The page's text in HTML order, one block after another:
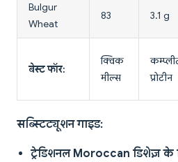
Bulgur
Wheat
83 3.1 g
बेस्ट फॉर:
क्विक
मील्स
प्रोटीन
सब्स्टिट्यूशन गाइड:
ट्रेडिशनल Moroccan डिशेज़ के